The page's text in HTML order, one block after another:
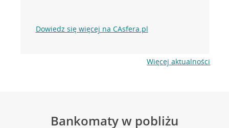
Dowiedz się więcej na CAsfera.pl
Więcej aktualności
Bankomaty w pobliżu